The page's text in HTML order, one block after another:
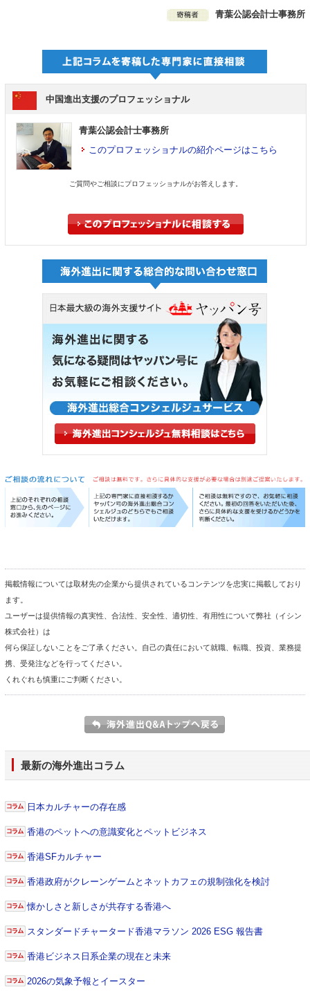
青葉公認会計士事務所
中国進出支援のプロフェッショナル
青葉公認会計士事務所
このプロフェッショナルの紹介ページはこちら
ご質問やご相談にプロフェッショナルがお答えします。
掲載情報については取材先の企業から提供されているコンテンツを忠実に掲載しており
ます。
ユーザーは提供情報の真実性、合法性、安全性、適切性、有用性について弊社（イシン
株式会社）は
何ら保証しないことをご了承ください。自己の責任において就職、転職、投資、業務提
携、受発注などを行ってください。
くれぐれも慎重にご判断ください。
最新の海外進出コラム
日本カルチャーの存在感
香港のペットへの意識変化とペットビジネス
香港SFカルチャー
香港政府がクレーンゲームとネットカフェの規制強化を検討
懐かしさと新しさが共存する香港へ
スタンダードチャータード香港マラソン 2026 ESG 報告書
香港ビジネス日系企業の現在と未来
2026の気象予報とイースター